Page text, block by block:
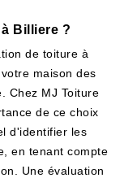
Billiere ?
de toiture à
maison des
Chez MJ Toiture
de ce choix
d'identifier les
en tenant compte
Une évaluation